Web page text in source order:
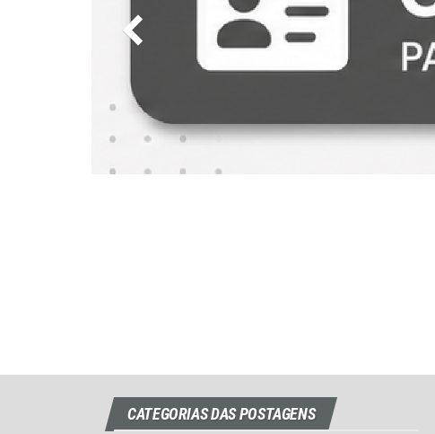
CATEGORIAS DAS POSTAGENS